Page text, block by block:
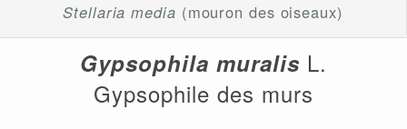
Stellaria media (mouron des oiseaux)
Gypsophila muralis L.
Gypsophile des murs